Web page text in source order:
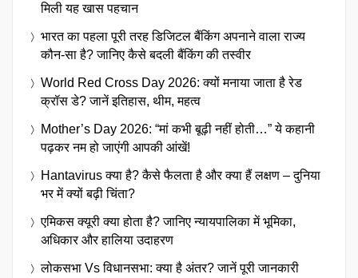
मिली यह खास पहचान
भारत का पहला पूरी तरह डिजिटल बैंकिंग अपनाने वाला राज्य
कौन-सा है? जानिए कैसे बदली बैंकिंग की तस्वीर
World Red Cross Day 2026: क्यों मनाया जाता है रेड
क्रॉस डे? जानें इतिहास, थीम, महत्व
Mother’s Day 2026: “मां कभी बूढ़ी नहीं होती…” ये कहानी
पढ़कर नम हो जाएंगी आपकी आंखें!
Hantavirus क्या है? कैसे फैलता है और क्या हैं लक्षण – दुनिया
भर में क्यों बढ़ी चिंता?
एमिकस क्यूरी क्या होता है? जानिए न्यायपालिका में भूमिका,
अधिकार और हालिया उदाहरण
लोकसभा Vs विधानसभा: क्या है अंतर? जानें पूरी जानकारी